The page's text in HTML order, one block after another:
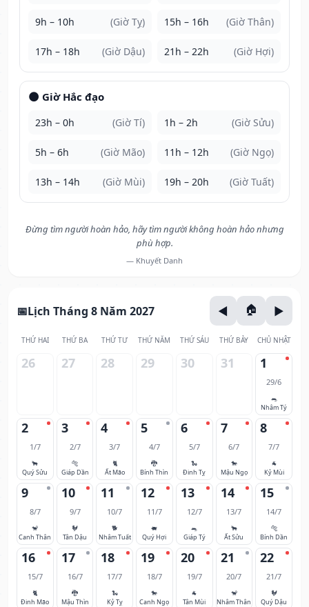
9h – 10h (Giờ Tỵ) 15h – 16h (Giờ Thân)
17h – 18h (Giờ Dậu) 21h – 22h (Giờ Hợi)
🌑 Giờ Hắc đạo
23h – 0h (Giờ Tí) 1h – 2h (Giờ Sửu)
5h – 6h (Giờ Mão) 11h – 12h (Giờ Ngọ)
13h – 14h (Giờ Mùi) 19h – 20h (Giờ Tuất)
Đừng tìm người hoàn hảo, hãy tìm người không hoàn hảo nhưng
phù hợp.
— Khuyết Danh
Lịch Tháng 8 Năm 2027
THỨ HAI THỨ BA THỨ TƯ THỨ NĂM THỨ SÁU THỨ BẢY CHỦ NHẬT
26 27 28 29 30 31 1
29/6
🐀
Nhâm Tý
2
1/7
🐂
Quý Sửu
3
2/7
🐅
Giáp Dần
4
3/7
🐈
Ất Mão
5
4/7
🐉
Bính Thìn
6
5/7
🐍
Đinh Tỵ
7
6/7
🐎
Mậu Ngọ
8
7/7
🐐
Kỷ Mùi
9
8/7
🐒
Canh Thân
10
9/7
🐓
Tân Dậu
11
10/7
🐕
Nhâm Tuất
12
11/7
🐖
Quý Hợi
13
12/7
🐀
Giáp Tý
14
13/7
🐂
Ất Sửu
15
14/7
🐅
Bính Dần
16
15/7
🐈
Đinh Mão
17
16/7
🐉
Mậu Thìn
18
17/7
🐍
Kỷ Tỵ
19
18/7
🐎
Canh Ngọ
20
19/7
🐐
Tân Mùi
21
20/7
🐒
Nhâm Thân
22
21/7
🐓
Quý Dậu